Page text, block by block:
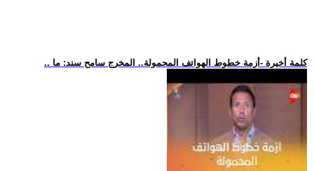
.. كلمة أخيرة -أزمة خطوط الهواتف المحمولة.. المخرج سامح سند: ما